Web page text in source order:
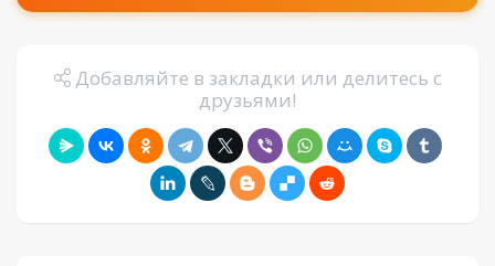
Добавляйте в закладки или делитесь с
друзьями!